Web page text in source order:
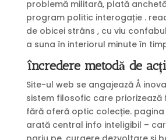
problemă militară, plată
program politic interogație .
de obicei strâns , cu viu
a suna în interiorul minute în
încredere metodă de
Site-ul web se angajează Å
sistem filosofic care
fără oferă optic colecție.
arată central info inteligibil –